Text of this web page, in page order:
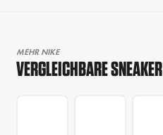
MEHR NIKE
VERGLEICHBARE SNEAKER